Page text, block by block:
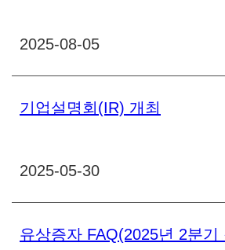
2025-08-05
기업설명회(IR) 개최
2025-05-30
유상증자 FAQ(2025년 2분기